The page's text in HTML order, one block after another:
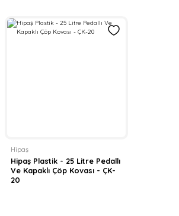
Hipaş
Hipaş Plastik - 25 Litre Pedallı
Ve Kapaklı Çöp Kovası - ÇK-
20